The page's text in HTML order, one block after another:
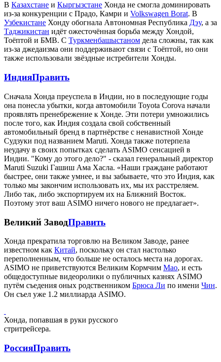
В Казахстане и Кыргызстане Хонда не смогла доминировать
из-за конкуренции с Прадо, Камри и Volkswagen Borat. В
Узбекистане Хонду обогнала Автономная Республика Дэу, а за
Таджикистан идёт ожесточённая борьба между Хондой,
Тоёптой и БМВ. С Туркменбашыстаном дела сложны, так как
из-за джедаизма они поддерживают связи с Тоёптой, но они
также использовали звёздные истребители Хонды.
ИндияПравить
Сначала Хонда преуспела в Индии, но в последующие годы
она понесла убытки, когда автомобили Toyota Corova начали
проявлять пренебрежение к Хонде. Эти потери умножились
после того, как Индия создала свой собственный
автомобильный бренд в партнёрстве с ненавистной Хонде
Судзуки под названием Maruti. Хонда также потерпела
неудачу в своих попытках сделать ASIMO сенсацией в
Индии. "Кому до этого дело?" - сказал генеральный директор
Maruti Suzuki Гашиш Ама Хасла. «Наши граждане работают
быстрее, они также умнее, и вы забываете, что это Индия, как
только мы закончим использовать их, мы их расстреляем.
Либо так, либо экспортируем их на Ближний Восток.
Поэтому этот ваш ASIMO ничего нового не предлагает».
Великий ЗаводПравить
Хонда прекратила торговлю на Великом Заводе, ранее
известном как Китай, поскольку он стал настолько
переполненным, что больше не осталось места на дорогах.
ASIMO не приветствуются Великим Кормчим Мао, и есть
общедоступные видеоролики о публичных казнях ASIMO
путём съедения оных родственником Брюса Ли по имени Чин.
Он съел уже 1.2 миллиарда ASIMO.
Хонда, попавшая в руки русского
стритрейсера.
РоссияПравить